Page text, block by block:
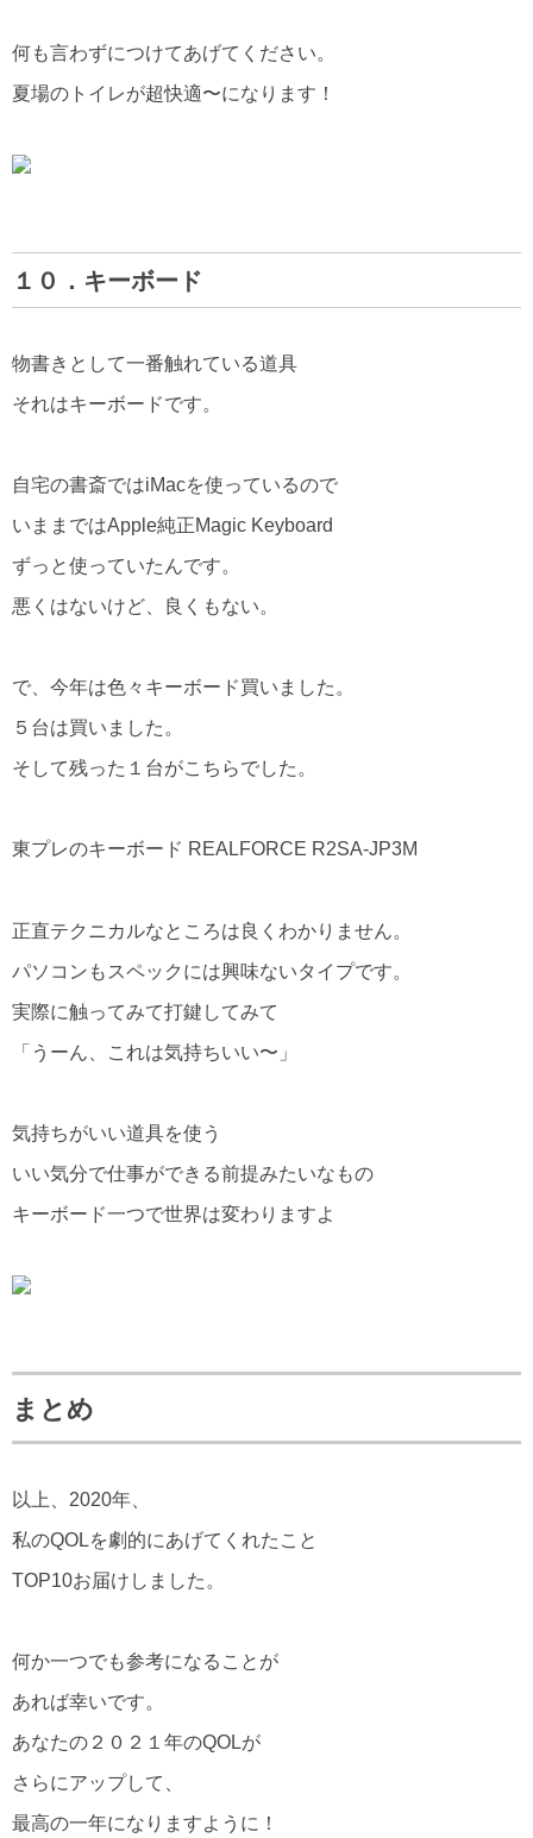
何も言わずにつけてあげてください。
夏場のトイレが超快適〜になります！
１０．キーボード
物書きとして一番触れている道具
それはキーボードです。
自宅の書斎ではiMacを使っているので
いままではApple純正Magic Keyboard
ずっと使っていたんです。
悪くはないけど、良くもない。
で、今年は色々キーボード買いました。
５台は買いました。
そして残った１台がこちらでした。
東プレのキーボード REALFORCE R2SA-JP3M
正直テクニカルなところは良くわかりません。
パソコンもスペックには興味ないタイプです。
実際に触ってみて打鍵してみて
「うーん、これは気持ちいい〜」
気持ちがいい道具を使う
いい気分で仕事ができる前提みたいなもの
キーボード一つで世界は変わりますよ
まとめ
以上、2020年、
私のQOLを劇的にあげてくれたこと
TOP10お届けしました。
何か一つでも参考になることが
あれば幸いです。
あなたの２０２１年のQOLが
さらにアップして、
最高の一年になりますように！